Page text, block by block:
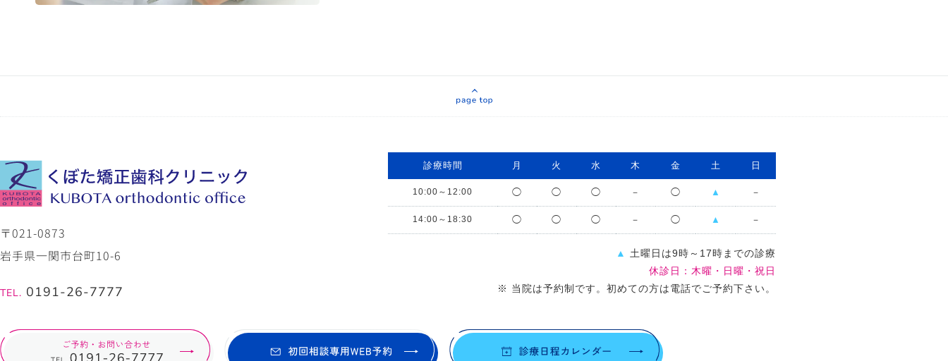
〒021-0873
岩手県一関市台町10-6
TEL. 0191-26-7777
診療時間 月 火 水 木 金 土 日
10:00～12:00 ◯ ◯ ◯ － ◯ ▲ －
14:00～18:30 ◯ ◯ ◯ － ◯ ▲ －
▲ 土曜日は9時～17時までの診療
休診日：木曜・日曜・祝日
※ 当院は予約制です。初めての方は電話でご予約下さい。